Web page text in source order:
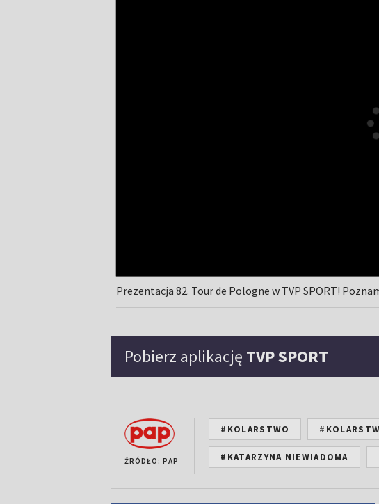
Prezentacja 82. Tour de Pologne w TVP SPORT!
Pobierz aplikację TVP SPORT
ŹRÓDŁO: PAP
#KOLARSTWO
#KATARZYNA NIEWIADOMA